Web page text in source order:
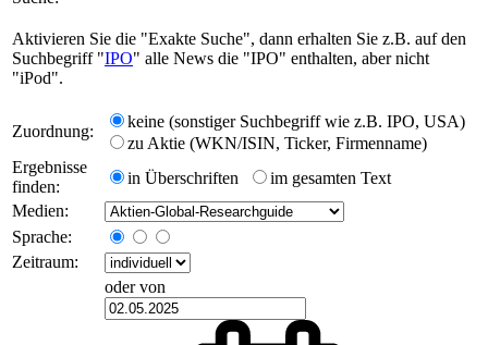
Aktivieren Sie die "Exakte Suche", dann erhalten Sie z.B. auf den
Suchbegriff "IPO" alle News die "IPO" enthalten, aber nicht
"iPod".
Zuordnung:
keine (sonstiger Suchbegriff wie z.B. IPO, USA)
zu Aktie (WKN/ISIN, Ticker, Firmenname)
Ergebnisse
finden:
in Überschriften
im gesamten Text
Medien:
Sprache:
Zeitraum:
oder von